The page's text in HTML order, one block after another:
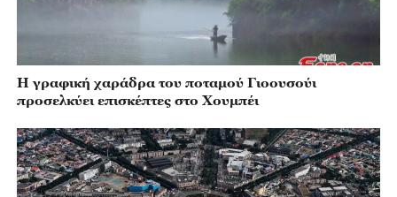
Η γραφική χαράδρα του ποταμού Γιοουσούι
προσελκύει επισκέπτες στο Χουμπέι